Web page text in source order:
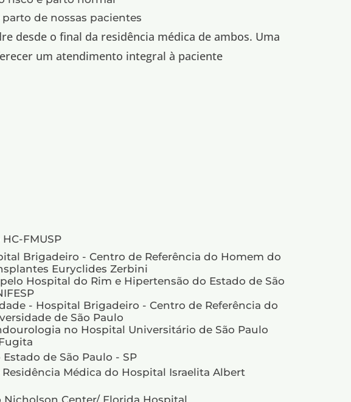
de nossas pacientes
desde o final da residência médica de ambos. Uma
um atendimento integral à paciente
FMUSP
Brigadeiro - Centro de Referência do Homem do
Euryclides Zerbini
Hospital do Rim e Hipertensão do Estado de São
- Hospital Brigadeiro - Centro de Referência do
de São Paulo
no Hospital Universitário de São Paulo
de São Paulo - SP
Médica do Hospital Israelita Albert